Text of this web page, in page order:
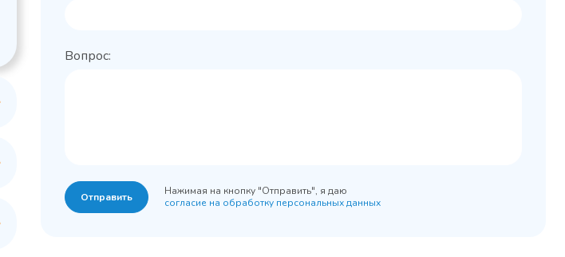
Габаритные
60 775 ₽
Вопрос:
Отправить
Нажимая на кнопку "Отправить", я даю
согласие на обработку персональных данных